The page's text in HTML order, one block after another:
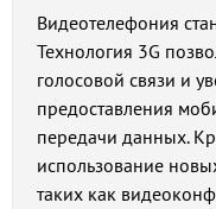
Видеотелефония
Технология 3G
голосовой связи и
предоставления
передачи данных.
использование
таких как